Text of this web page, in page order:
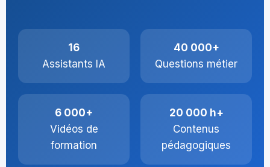
16
Assistants IA
40 000+
Questions métier
6 000+
Vidéos de
formation
20 000 h+
Contenus
pédagogiques